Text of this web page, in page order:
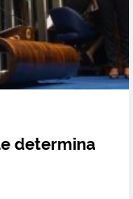
determina